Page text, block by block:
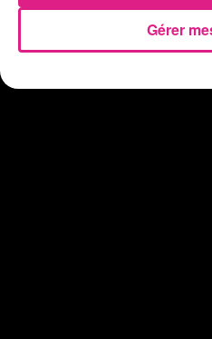
Gérer